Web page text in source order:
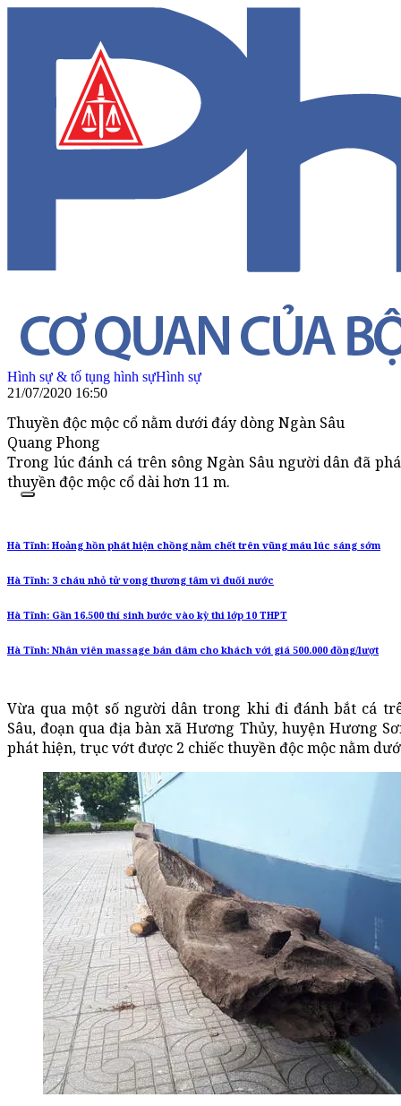
Hình sự & tố tụng hình sựHình sự
21/07/2020 16:50
Thuyền độc mộc cổ nằm dưới đáy dòng Ngàn Sâu
Quang Phong
Trong lúc đánh cá trên sông Ngàn Sâu người dân đã
thuyền độc mộc cổ dài hơn 11 m.
Hà Tĩnh: Hoảng hồn phát hiện chồng nằm chết trên vũng máu lúc sáng sớm
Hà Tĩnh: 3 cháu nhỏ tử vong thương tâm vì đuối nước
Hà Tĩnh: Gần 16.500 thí sinh bước vào kỳ thi lớp 10 THPT
Hà Tĩnh: Nhân viên massage bán dâm cho khách với giá 500.000 đồng/lượt
Vừa qua một số người dân trong khi đi đánh bắt cá
Sâu, đoạn qua địa bàn xã Hương Thủy, huyện Hương
phát hiện, trục vớt được 2 chiếc thuyền độc mộc nằm